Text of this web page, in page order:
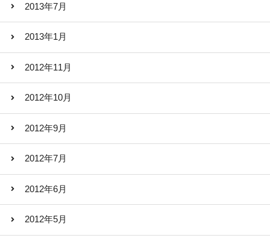
2013年7月
2013年1月
2012年11月
2012年10月
2012年9月
2012年7月
2012年6月
2012年5月